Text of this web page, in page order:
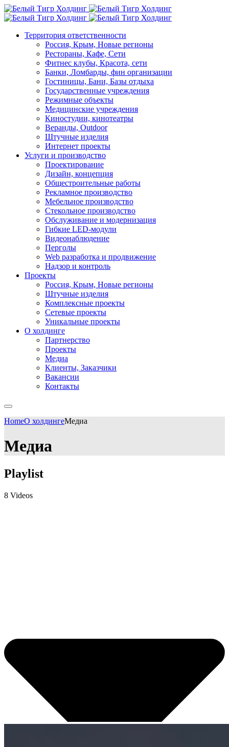
Территория ответственности
Россия, Крым, Новые регионы
Рестораны, Кафе, Сети
Фитнес клубы, Красота, сети
Банки, Ломбарды, фин организации
Гостиницы, Бани, Базы отдыха
Государственные учреждения
Режимные объекты
Медицинские учреждения
Киностудии, кинотеатры
Веранды, Outdoor
Штучные изделия
Интернет проекты
Услуги и производство
Проектирование
Дизайн, концепция
Общестроительные работы
Рекламное производство
Мебельное производство
Стекольное производство
Обслуживание и модернизация
Гибкие LED-модули
Видеонаблюдение
Перголы
Web разработка и продвижение
Надзор и контроль
Проекты
Россия, Крым, Новые регионы
Штучные изделия
Комплексные проекты
Сетевые проекты
Уникальные проекты
О холдинге
Партнерство
Проекты
Медиа
Клиенты, Заказчики
Вакансии
Контакты
HomeО холдингеМедиа
Медиа
Playlist
8 Videos